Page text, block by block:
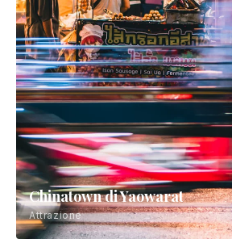
Chinatown di Yaowarat
Attrazione